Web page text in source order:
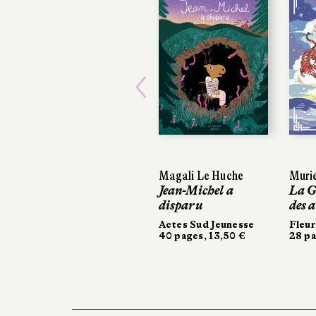
Magali Le Huche
Jean-Michel a
disparu
Actes Sud Jeunesse
40 pages, 13,50 €
Muriel
La
des
Fleurus
28
Muriel
La
des
Fleurus
28
Previous